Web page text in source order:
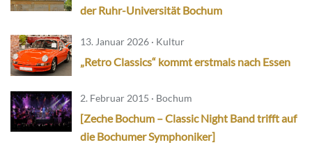
der Ruhr-Universität Bochum
13. Januar 2026 · Kultur
„Retro Classics“ kommt erstmals nach Essen
2. Februar 2015 · Bochum
[Zeche Bochum – Classic Night Band trifft auf
die Bochumer Symphoniker]